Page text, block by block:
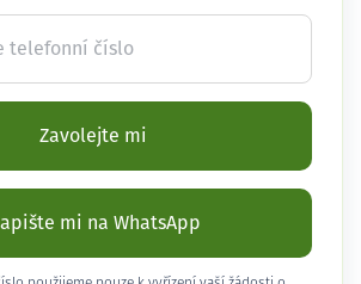
telefonní číslo
Zavolejte mi
mi na WhatsApp